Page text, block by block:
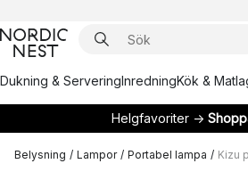
Dukning & ServeringInredningKök &
Helgfavoriter →
Belysning / Lampor / Portabel lampa / Kizu